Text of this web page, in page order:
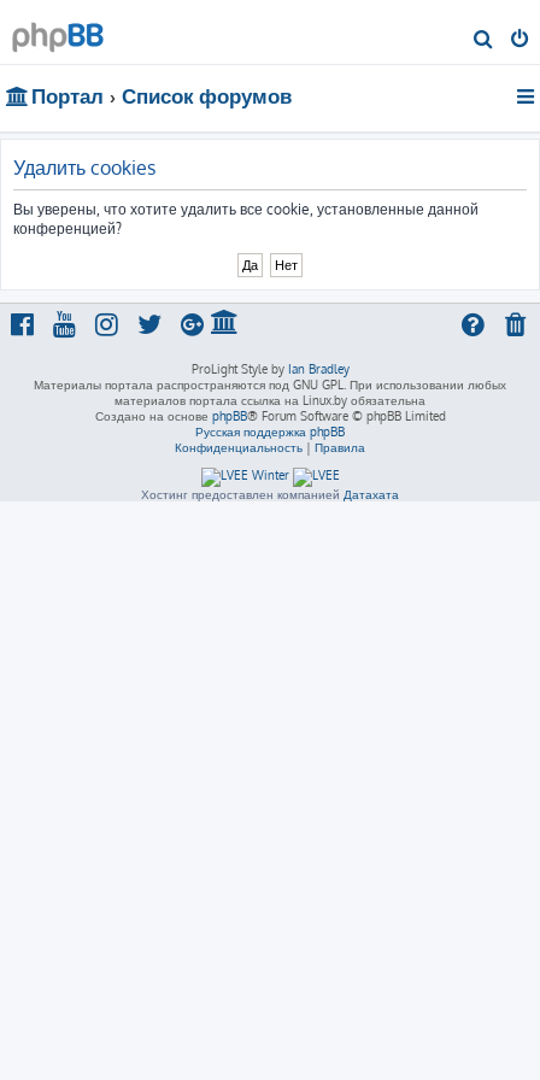
о
Портал Список форумов
Удалить cookies
Вы уверены, что хотите удалить все cookie, установленные данной
конференцией?
ProLight Style by Ian Bradley
Материалы портала распространяются под GNU GPL. При использовании любых
материалов портала ссылка на Linux.by обязательна
Создано на основе phpBB® Forum Software © phpBB Limited
Русская поддержка phpBB
Конфиденциальность | Правила
Хостинг предоставлен компанией Датахата